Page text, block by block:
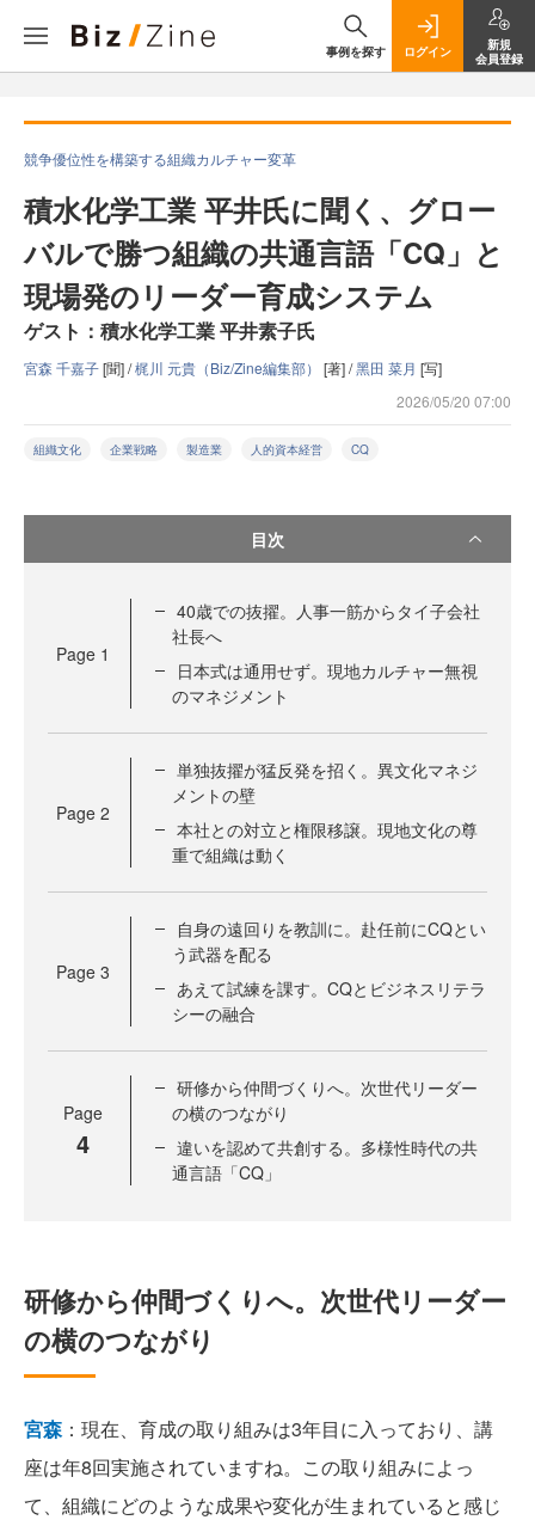
事例を探す ログイン
新規
会員登録
競争優位性を構築する組織カルチャー変革
積水化学工業 平井氏に聞く、グロー
バルで勝つ組織の共通言語「CQ」と
現場発のリーダー育成システム
ゲスト：積水化学工業 平井素子氏
宮森 千嘉子[聞] /梶川 元貴（Biz/Zine編集部） [著] /黑田 菜月 [写]
2026/05/20 07:00
組織文化 企業戦略 製造業 人的資本経営 CQ
目次
Page 1
40歳での抜擢。人事一筋からタイ子会社
社長へ
日本式は通用せず。現地カルチャー無視
のマネジメント
Page 2
単独抜擢が猛反発を招く。異文化マネジ
メントの壁
本社との対立と権限移譲。現地文化の尊
重で組織は動く
Page 3
自身の遠回りを教訓に。赴任前にCQとい
う武器を配る
あえて試練を課す。CQとビジネスリテラ
シーの融合
Page
4
研修から仲間づくりへ。次世代リーダー
の横のつながり
違いを認めて共創する。多様性時代の共
通言語「CQ」
研修から仲間づくりへ。次世代リーダー
の横のつながり
宮森：現在、育成の取り組みは3年目に入っており、講
座は年8回実施されていますね。この取り組みによっ
て、組織にどのような成果や変化が生まれていると感じ